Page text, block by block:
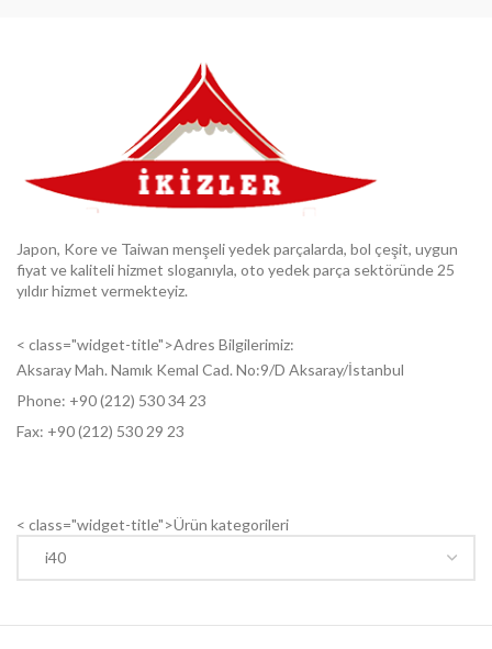
Japon, Kore ve Taiwan menşeli yedek parçalarda, bol çeşit, uygun
fiyat ve kaliteli hizmet sloganıyla, oto yedek parça sektöründe 25
yıldır hizmet vermekteyiz.
< class="widget-title">Adres Bilgilerimiz:
Aksaray Mah. Namık Kemal Cad. No:9/D Aksaray/İstanbul
Phone: +90 (212) 530 34 23
Fax: +90 (212) 530 29 23
< class="widget-title">Ürün kategorileri